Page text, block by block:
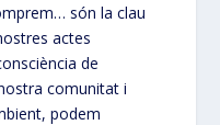
són la clau
actes
de
comunitat i
podem